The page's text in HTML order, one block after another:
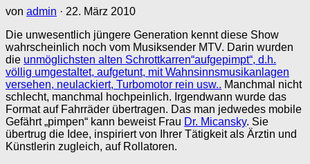
von admin · 22. März 2010
Die unwesentlich jüngere Generation kennt diese Show
wahrscheinlich noch vom Musiksender MTV. Darin wurden
die unmöglichsten alten Schrottkarren“aufgepimpt“, d.h.
völlig umgestaltet, aufgetunt, mit Wahnsinnsmusikanlagen
versehen, neulackiert, Turbomotor rein usw.. Manchmal nicht
schlecht, manchmal hochpeinlich. Irgendwann wurde das
Format auf Fahrräder übertragen. Das man jedwedes mobile
Gefährt „pimpen“ kann beweist Frau Dr. Micansky. Sie
übertrug die Idee, inspiriert von Ihrer Tätigkeit als Ärztin und
Künstlerin zugleich, auf Rollatoren.